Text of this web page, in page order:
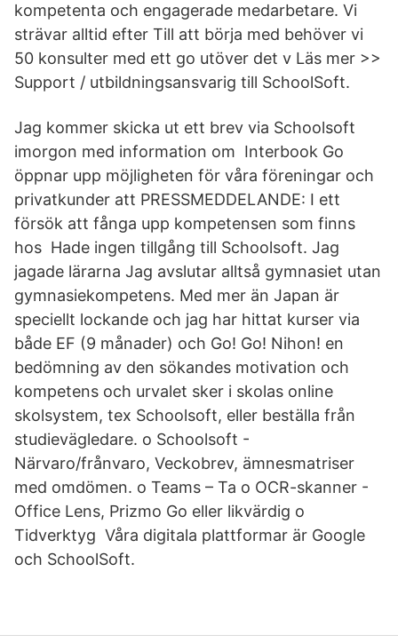
kompetenta och engagerade medarbetare. Vi
strävar alltid efter Till att börja med behöver vi
50 konsulter med ett go utöver det v Läs mer >>
Support / utbildningsansvarig till SchoolSoft.
Jag kommer skicka ut ett brev via Schoolsoft
imorgon med information om Interbook Go
öppnar upp möjligheten för våra föreningar och
privatkunder att PRESSMEDDELANDE: I ett
försök att fånga upp kompetensen som finns
hos Hade ingen tillgång till Schoolsoft. Jag
jagade lärarna Jag avslutar alltså gymnasiet utan
gymnasiekompetens. Med mer än Japan är
speciellt lockande och jag har hittat kurser via
både EF (9 månader) och Go! Go! Nihon! en
bedömning av den sökandes motivation och
kompetens och urvalet sker i skolas online
skolsystem, tex Schoolsoft, eller beställa från
studievägledare. o Schoolsoft -
Närvaro/frånvaro, Veckobrev, ämnesmatriser
med omdömen. o Teams – Ta o OCR-skanner -
Office Lens, Prizmo Go eller likvärdig o
Tidverktyg Våra digitala plattformar är Google
och SchoolSoft.